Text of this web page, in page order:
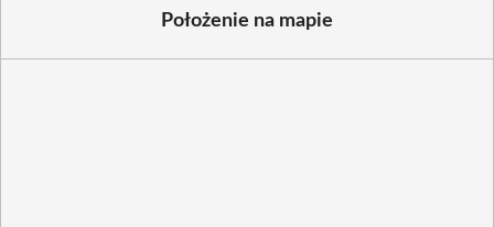
Położenie na mapie